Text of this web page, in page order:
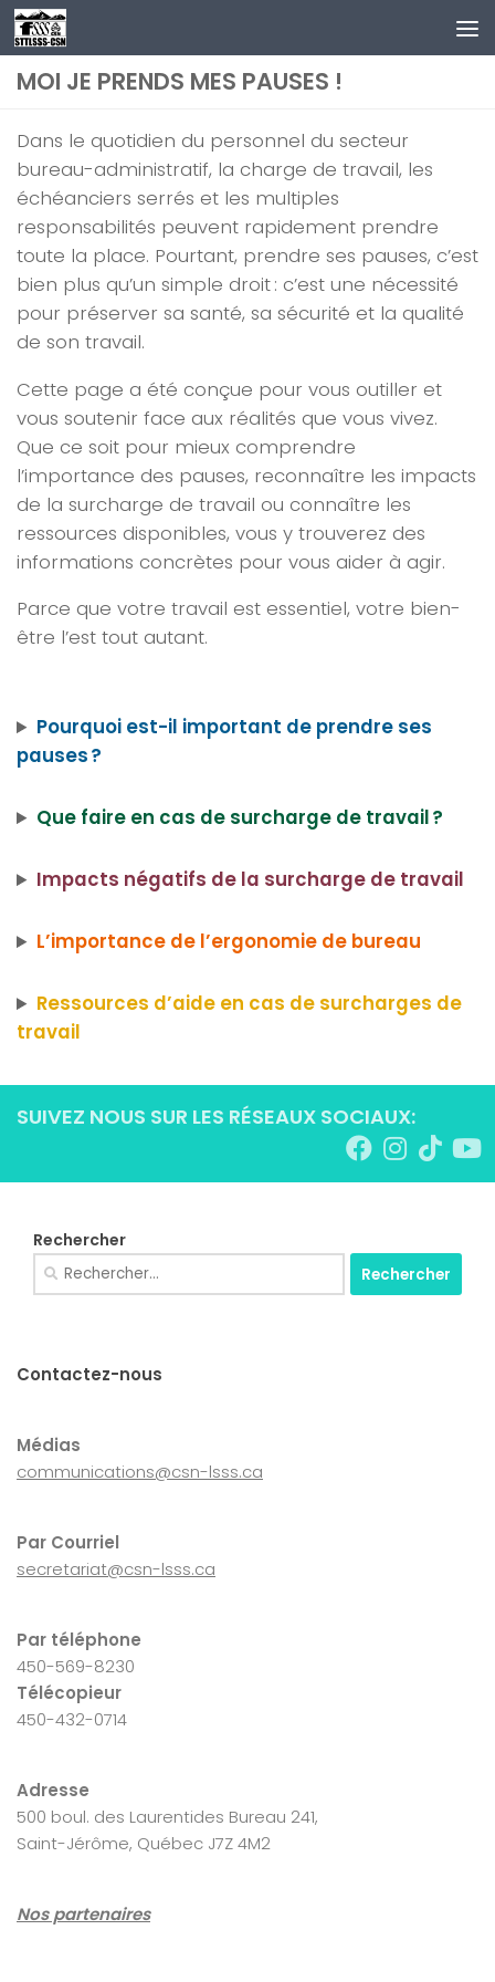
Au dessous du contenu
MOI JE PRENDS MES PAUSES !
Dans le quotidien du personnel du secteur
bureau-administratif, la charge de travail, les
échéanciers serrés et les multiples
responsabilités peuvent rapidement prendre
toute la place. Pourtant, prendre ses pauses, c’est
bien plus qu’un simple droit : c’est une nécessité
pour préserver sa santé, sa sécurité et la qualité
de son travail.
Cette page a été conçue pour vous outiller et
vous soutenir face aux réalités que vous vivez.
Que ce soit pour mieux comprendre
l’importance des pauses, reconnaître les impacts
de la surcharge de travail ou connaître les
ressources disponibles, vous y trouverez des
informations concrètes pour vous aider à agir.
Parce que votre travail est essentiel, votre bien-
être l’est tout autant.
Pourquoi est-il important de prendre ses
pauses ?
Que faire en cas de surcharge de travail ?
Impacts négatifs de la surcharge de travail
L’importance de l’ergonomie de bureau
Ressources d’aide en cas de surcharges de
travail
SUIVEZ NOUS SUR LES RÉSEAUX SOCIAUX:
Rechercher
Rechercher :
Contactez-nous
Médias
communications@csn-lsss.ca
Par Courriel
secretariat@csn-lsss.ca
Par téléphone
450-569-8230
Télécopieur
450-432-0714
Adresse
500 boul. des Laurentides Bureau 241,
Saint-Jérôme, Québec J7Z 4M2
Nos partenaires